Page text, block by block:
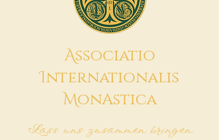
Associatio
Internationalis
MonAstica
Lass uns zusammen bringen